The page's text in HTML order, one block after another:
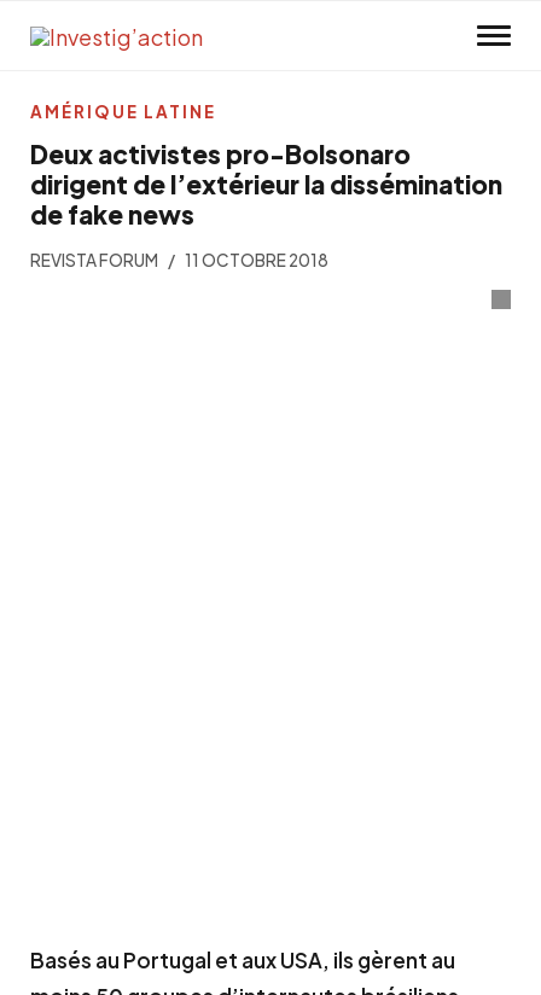
Deux activistes pro-Bolsonaro
dirigent de l’extérieur la dissémination
de fake news
REVISTA FORUM 11 OCTOBRE 2018
Basés au Portugal et aux USA, ils gèrent au
AMÉRIQUE LATINE